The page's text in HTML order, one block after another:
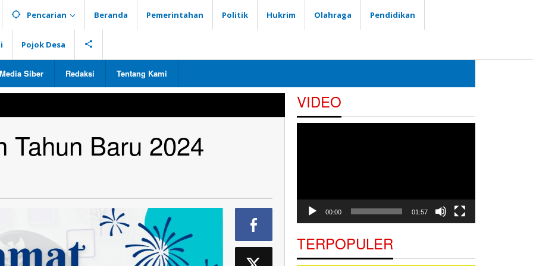
Pencarian Beranda Pemerintahan Politik Hukrim Olahraga Pendidikan
Pojok Desa
Siber Redaksi Tentang Kami
Tahun Baru 2024
VIDEO
00:00 01:57
TERPOPULER